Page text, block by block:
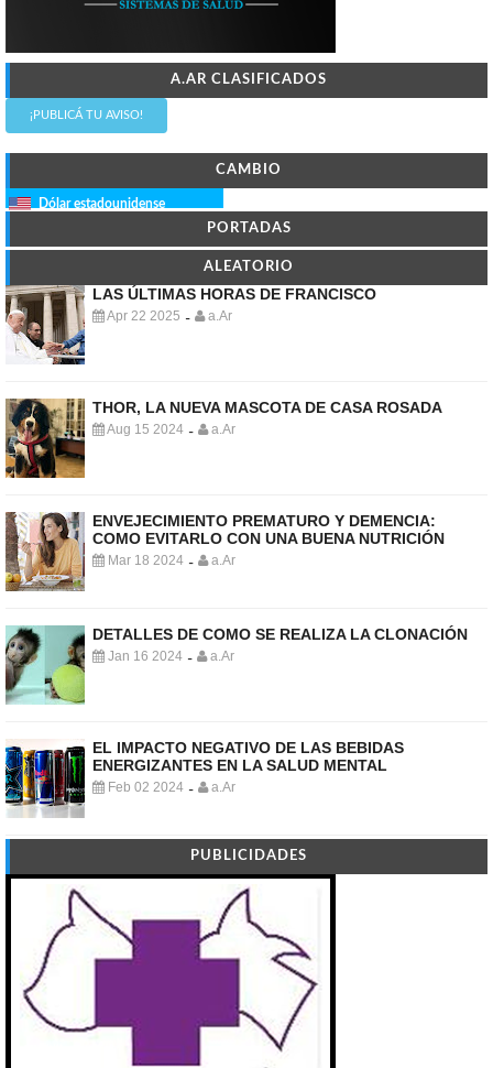
A.AR CLASIFICADOS
¡PUBLICÁ TU AVISO!
CAMBIO
Dólar estadounidense
PORTADAS
ALEATORIO
LAS ÚLTIMAS HORAS DE FRANCISCO
Apr 22 2025 - a.Ar
THOR, LA NUEVA MASCOTA DE CASA ROSADA
Aug 15 2024 - a.Ar
ENVEJECIMIENTO PREMATURO Y DEMENCIA:
COMO EVITARLO CON UNA BUENA NUTRICIÓN
Mar 18 2024 - a.Ar
DETALLES DE COMO SE REALIZA LA CLONACIÓN
Jan 16 2024 - a.Ar
EL IMPACTO NEGATIVO DE LAS BEBIDAS
ENERGIZANTES EN LA SALUD MENTAL
Feb 02 2024 - a.Ar
PUBLICIDADES